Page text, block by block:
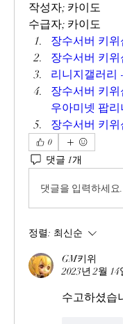
작성자; 카이도
수급자; 카이도
장수서버 키위
장수서버 키위
리니지갤러리
장수서버 키
우아미넷 팝리
장수서버 키위
0
댓글 1개
댓글을 입력하세요.
정렬: 최신순
GM키위
2023년 2월 14
수고하셨습